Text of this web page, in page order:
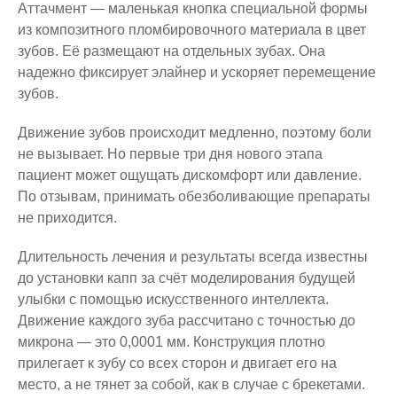
Аттачмент — маленькая кнопка специальной формы
из композитного пломбировочного материала в цвет
зубов. Её размещают на отдельных зубах. Она
надежно фиксирует элайнер и ускоряет перемещение
зубов.
Движение зубов происходит медленно, поэтому боли
не вызывает. Но первые три дня нового этапа
пациент может ощущать дискомфорт или давление.
По отзывам, принимать обезболивающие препараты
не приходится.
Длительность лечения и результаты всегда известны
до установки капп за счёт моделирования будущей
улыбки с помощью искусственного интеллекта.
Движение каждого зуба рассчитано с точностью до
микрона — это 0,0001 мм. Конструкция плотно
прилегает к зубу со всех сторон и двигает его на
место, а не тянет за собой, как в случае с брекетами.